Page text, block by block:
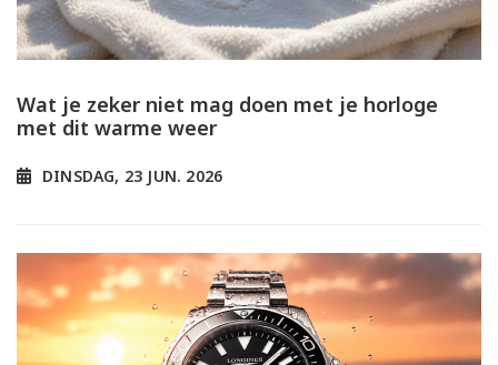
Wat je zeker niet mag doen met je horloge
met dit warme weer
DINSDAG, 23 JUN. 2026